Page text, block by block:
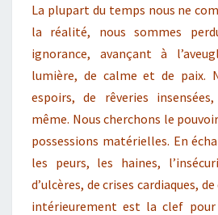
La plupart du temps nous ne
la réalité, nous sommes
ignorance, avançant à
lumière, de calme et de paix.
espoirs, de rêveries
même. Nous cherchons le
possessions matérielles. En
les peurs, les haines,
d’ulcères, de crises cardiaques,
intérieurement est la clef